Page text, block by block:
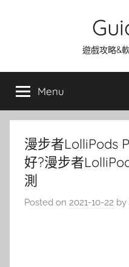
遊戲攻略&
Menu
漫步者LolliPods
好?漫步者
測
Posted on 2021-10-22 by